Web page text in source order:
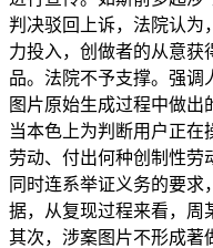
判决驳回上诉，法院认为
力投入，创做者的从意获
品。法院不予支撑。强调
图片原始生成过程中做
当本色上为判断用户正
劳动、付出何种创制性劳
同时连系举证义务的要
据，从复现过程来看，周
其次，涉案图片不形成著